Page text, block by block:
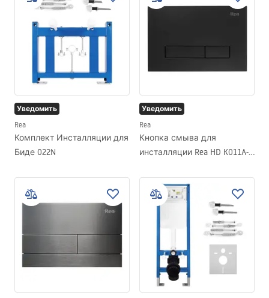
Уведомить
Rea
Комплект Инсталляции для
Биде 022N
Уведомить
Rea
Кнопка смыва для
инсталляции Rea HD K011A-Q